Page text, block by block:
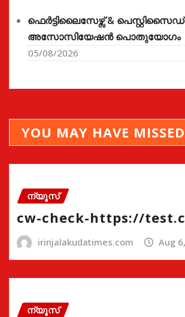
ഫെർട്ടിലൈസേഴ്സ് &
അസോസിയേഷൻ പൊതുയോഗം
05/08/2026
YOU MAY HAVE MISSED
ന്യൂസ്
cw-check-https://
irinjalakudatimes.com Aug
ന്യൂസ്